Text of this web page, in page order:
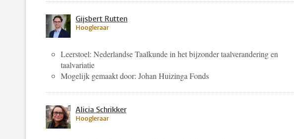
Gijsbert Rutten
Hoogleraar
Leerstoel: Nederlandse Taalkunde in het bijzonder taalverandering en
taalvariatie
Mogelijk gemaakt door: Johan Huizinga Fonds
Alicia Schrikker
Hoogleraar